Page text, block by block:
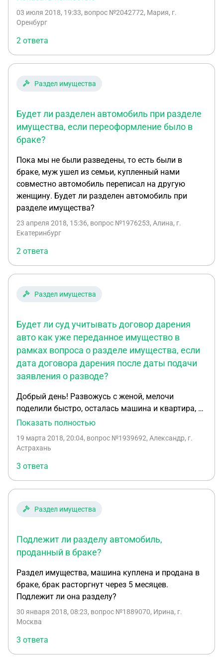
на этом авто. В апреле было первое слушание, в
Экспертизы авто стоит 133труб ...
восстановительный ремонт 570тыс ремонт.
Адвокат мужа настаивает на разделе авто по
справке из негосударственного учреждения без
осмотра авто на сумму 703 тыс руб. Какова
учитывать оценку суд. Экспертизы, или есть
вероятность, что присудят половину стоимости
авто до дтп выплатить мужу? Очень прошу
03 июля 2018, 19:33, вопрос №2042772, Мария, г.
Оренбург
2 ответа
Раздел имущества
Будет ли разделен автомобиль при разделе
имущества, если переоформление было в
браке?
Пока мы не были разведены, то есть были в
браке, муж ушел из семьи, купленный нами
совместно автомобиль переписал на другую
женщину. Будет ли разделен автомобиль при
разделе имущества?
23 апреля 2018, 15:36, вопрос №1976253, Алина, г.
Екатеринбург
2 ответа
Раздел имущества
Будет ли суд учитывать договор дарения
авто как уже переданное имущество в
рамках вопроса о разделе имущества, если
дата договора дарения после даты подачи
заявления о разводе?
Добрый день! Развожусь с женой, мелочи
поделили быстро, осталась машина и квартира, в
ипотеке. При устной договоренности было
собственником), а свою часть квартиры через
договор дарения передал ей авто (сумму в
договоре я указал), дата дарения указана после
того, как было подано заявление на развод.
Теперь начинаются какие загоны у жены, какие-то
дополнительные условия, которые она также
пойти в районный суд с заявлением о разделе
имущества. Собственно вопрос, будет ли суд
переданное имущество в рамках вопроса о
разделе имущества?
Показать полностью
19 марта 2018, 20:04, вопрос №1939692, Александр, г.
Астрахань
3 ответа
Раздел имущества
Подлежит ли разделу автомобиль,
проданный в браке?
Раздел имущества, машина куплена и продана в
браке, брак расторгнут через 5 месяцев.
Подлежит ли она разделу?
30 января 2018, 08:23, вопрос №1889070, Ирина, г.
Москва
3 ответа